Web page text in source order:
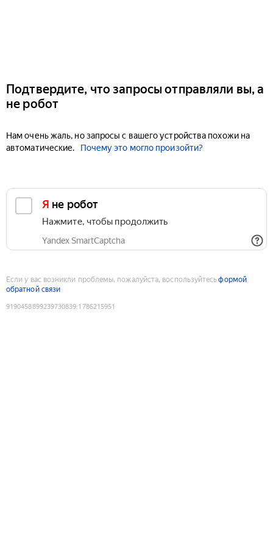
Подтвердите, что запросы отправляли вы, а
не робот
Нам очень жаль, но запросы с вашего устройства похожи на
автоматические.
Почему это могло произойти?
Я не робот
Нажмите, чтобы продолжить
Yandex SmartCaptcha
Если у вас возникли проблемы, пожалуйста, воспользуйтесьформой
обратной связи
9190458899239730839:1786215951